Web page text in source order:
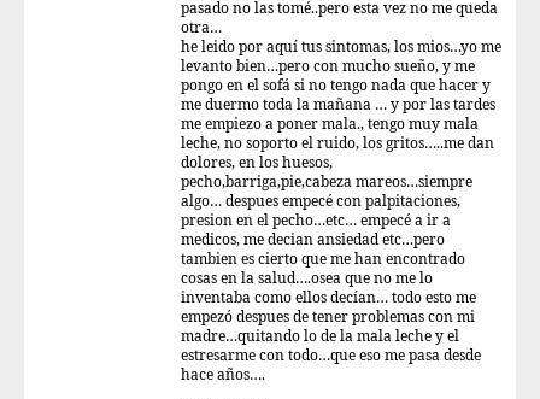
pasado no las tomé..pero esta vez no me queda
otra…
he leido por aquí tus sintomas, los mios…yo me
levanto bien…pero con mucho sueño, y me
pongo en el sofá si no tengo nada que hacer y
me duermo toda la mañana … y por las tardes
me empiezo a poner mala., tengo muy mala
leche, no soporto el ruido, los gritos…..me dan
dolores, en los huesos,
pecho,barriga,pie,cabeza mareos…siempre
algo… despues empecé con palpitaciones,
presion en el pecho…etc… empecé a ir a
medicos, me decian ansiedad etc…pero
tambien es cierto que me han encontrado
cosas en la salud….osea que no me lo
inventaba como ellos decían… todo esto me
empezó despues de tener problemas con mi
madre…quitando lo de la mala leche y el
estresarme con todo…que eso me pasa desde
hace años….